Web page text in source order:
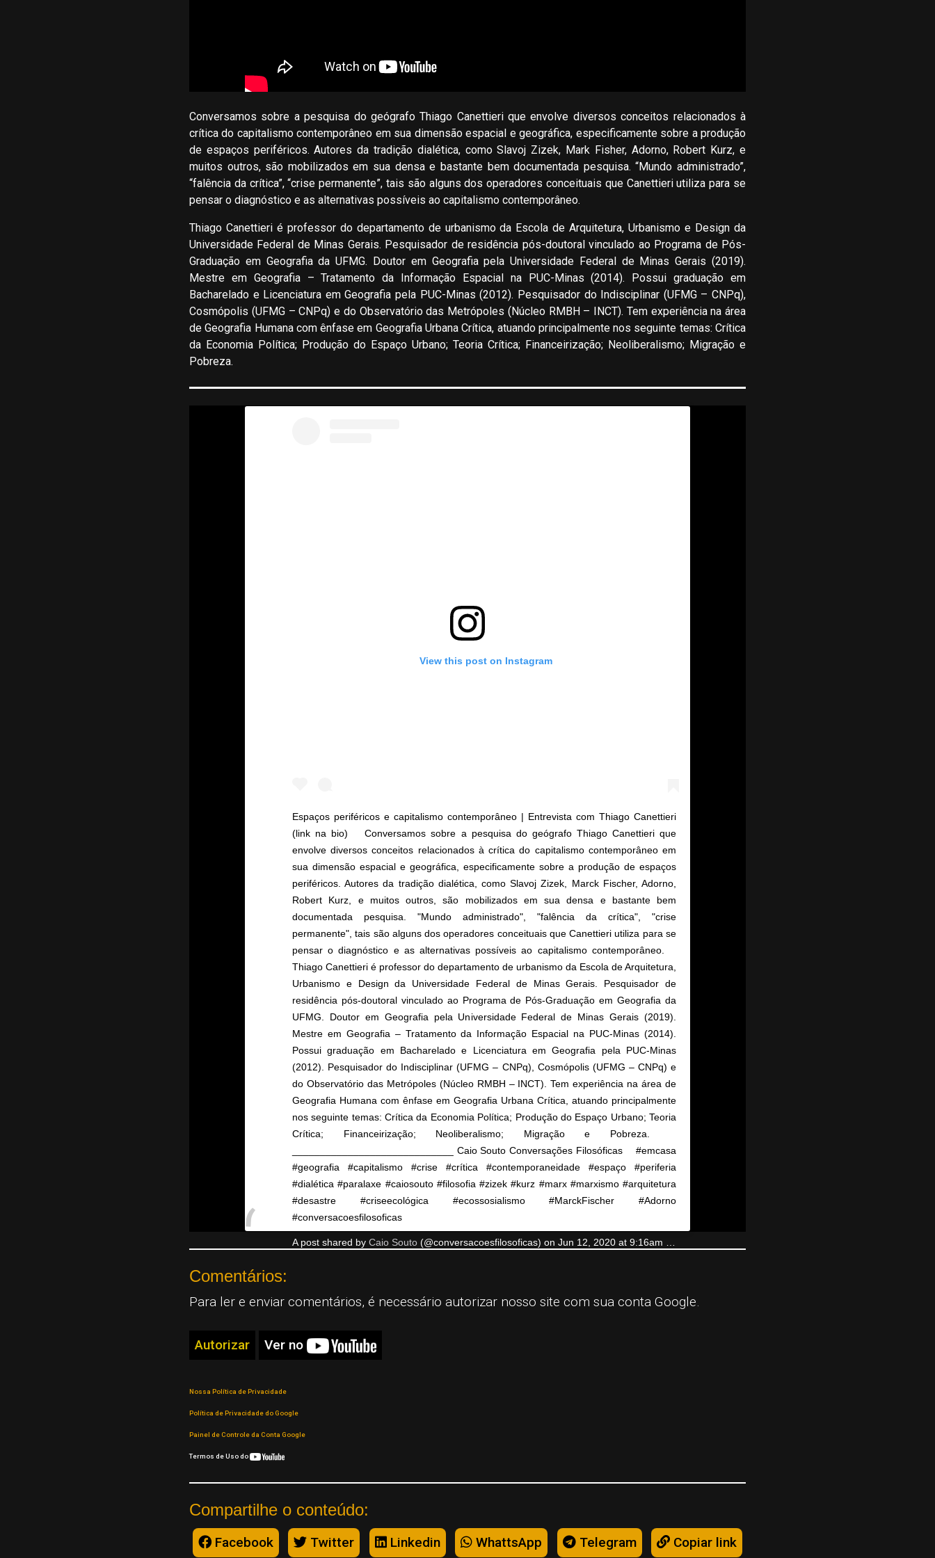
Conversamos sobre a pesquisa do geógrafo Thiago Canettieri que envolve diversos conceitos relacionados à
crítica do capitalismo contemporâneo em sua dimensão espacial e geográfica, especificamente sobre a produção
de espaços periféricos. Autores da tradição dialética, como Slavoj Zizek, Mark Fisher, Adorno, Robert Kurz, e
muitos outros, são mobilizados em sua densa e bastante bem documentada pesquisa. “Mundo administrado”,
“falência da crítica”, “crise permanente”, tais são alguns dos operadores conceituais que Canettieri utiliza para se
pensar o diagnóstico e as alternativas possíveis ao capitalismo contemporâneo.
Thiago Canettieri é professor do departamento de urbanismo da Escola de Arquitetura, Urbanismo e Design da
Universidade Federal de Minas Gerais. Pesquisador de residência pós-doutoral vinculado ao Programa de Pós-
Graduação em Geografia da UFMG. Doutor em Geografia pela Universidade Federal de Minas Gerais (2019).
Mestre em Geografia – Tratamento da Informação Espacial na PUC-Minas (2014). Possui graduação em
Bacharelado e Licenciatura em Geografia pela PUC-Minas (2012). Pesquisador do Indisciplinar (UFMG – CNPq),
Cosmópolis (UFMG – CNPq) e do Observatório das Metrópoles (Núcleo RMBH – INCT). Tem experiência na área
de Geografia Humana com ênfase em Geografia Urbana Crítica, atuando principalmente nos seguinte temas: Crítica
da Economia Política; Produção do Espaço Urbano; Teoria Crítica; Financeirização; Neoliberalismo; Migração e
Pobreza.
View this post on Instagram
Espaços periféricos e capitalismo contemporâneo | Entrevista com Thiago Canettieri
(link na bio) ⠀ Conversamos sobre a pesquisa do geógrafo Thiago Canettieri que
envolve diversos conceitos relacionados à crítica do capitalismo contemporâneo em
sua dimensão espacial e geográfica, especificamente sobre a produção de espaços
periféricos. Autores da tradição dialética, como Slavoj Zizek, Marck Fischer, Adorno,
Robert Kurz, e muitos outros, são mobilizados em sua densa e bastante bem
documentada pesquisa. "Mundo administrado", "falência da crítica", "crise
permanente", tais são alguns dos operadores conceituais que Canettieri utiliza para se
pensar o diagnóstico e as alternativas possíveis ao capitalismo contemporâneo. ⠀
Thiago Canettieri é professor do departamento de urbanismo da Escola de Arquitetura,
Urbanismo e Design da Universidade Federal de Minas Gerais. Pesquisador de
residência pós-doutoral vinculado ao Programa de Pós-Graduação em Geografia da
UFMG. Doutor em Geografia pela Universidade Federal de Minas Gerais (2019).
Mestre em Geografia – Tratamento da Informação Espacial na PUC-Minas (2014).
Possui graduação em Bacharelado e Licenciatura em Geografia pela PUC-Minas
(2012). Pesquisador do Indisciplinar (UFMG – CNPq), Cosmópolis (UFMG – CNPq) e
do Observatório das Metrópoles (Núcleo RMBH – INCT). Tem experiência na área de
Geografia Humana com ênfase em Geografia Urbana Crítica, atuando principalmente
nos seguinte temas: Crítica da Economia Política; Produção do Espaço Urbano; Teoria
Crítica; Financeirização; Neoliberalismo; Migração e Pobreza. ⠀
_____________________________ Caio Souto Conversações Filosóficas ⠀ #emcasa
#geografia #capitalismo #crise #crítica #contemporaneidade #espaço #periferia
#dialética #paralaxe #caiosouto #filosofia #zizek #kurz #marx #marxismo #arquitetura
#desastre #criseecológica #ecossosialismo #MarckFischer #Adorno
#conversacoesfilosoficas
A post shared by Caio Souto (@conversacoesfilosoficas) on Jun 12, 2020 at 9:16am PDT
Comentários:
Para ler e enviar comentários, é necessário autorizar nosso site com sua conta Google.
Autorizar Ver no
Nossa Política de Privacidade
Política de Privacidade do Google
Painel de Controle da Conta Google
Termos de Uso do
Compartilhe o conteúdo:
Facebook Twitter Linkedin WhattsApp Telegram Copiar link